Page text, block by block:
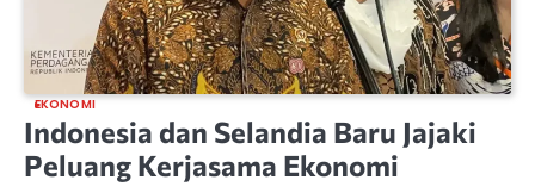
EKONOMI
Indonesia dan Selandia Baru Jajaki
Peluang Kerjasama Ekonomi